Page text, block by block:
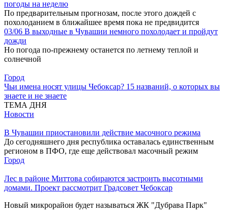
погоды на неделю
По предварительным прогнозам, после этого дождей с
похолоданием в ближайшее время пока не предвидится
03/06 В выходные в Чувашии немного похолодает и пройдут
дожди
Но погода по-прежнему останется по летнему теплой и
солнечной
Город
Чьи имена носят улицы Чебоксар? 15 названий, о которых вы
знаете и не знаете
ТЕМА ДНЯ
Новости
В Чувашии приостановили действие масочного режима
До сегодняшнего дня республика оставалась единственным
регионом в ПФО, где еще действовал масочный режим
Город
Лес в районе Миттова собираются застроить высотными
домами. Проект рассмотрит Градсовет Чебоксар
Новый микрорайон будет называться ЖК "Дубрава Парк"